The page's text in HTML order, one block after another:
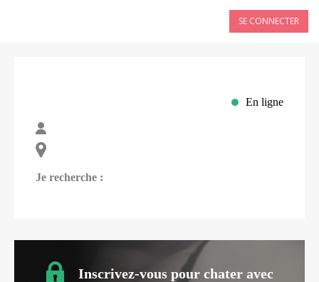
SE CONNECTER
En ligne
Je recherche :
Inscrivez-vous pour chater avec